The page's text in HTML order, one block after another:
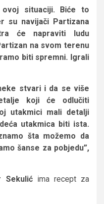
situaciji. Biće to
su navijači Partizana
će napraviti ludu
na svom terenu
biti spremni. Igrali
stvari i da se više
koji će odlučiti
utakmici mali detalji
utakmica biti ista.
šta možemo da
šanse za pobjedu”,
Sekulićima recept za